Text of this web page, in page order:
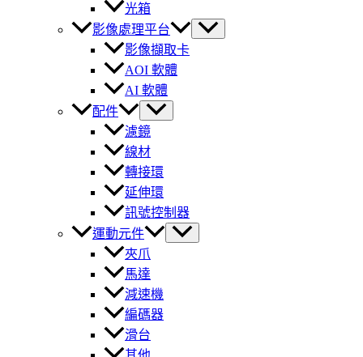
光箱
影像處理平台
影像擷取卡
AOI 軟體
AI 軟體
配件
濾鏡
線材
轉接環
延伸環
訊號控制器
運動元件
夾爪
馬達
減速機
編碼器
滑台